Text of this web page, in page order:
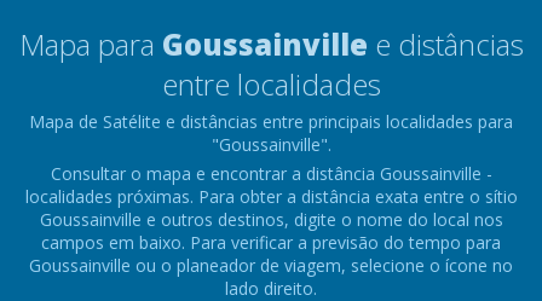
Mapa para Goussainville e distâncias
entre localidades
Mapa de Satélite e distâncias entre principais localidades para
"Goussainville".
Consultar o mapa e encontrar a distância Goussainville -
localidades próximas. Para obter a distância exata entre o sítio
Goussainville e outros destinos, digite o nome do local nos
campos em baixo. Para verificar a previsão do tempo para
Goussainville ou o planeador de viagem, selecione o ícone no
lado direito.